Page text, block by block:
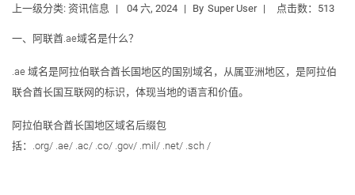
上一级分类: 资讯信息 04 六, 2024 By Super User 点击数：513
一、阿联酋.ae域名是什么？
.ae 域名是阿拉伯联合酋长国地区的国别域名，从属亚洲地区，是阿拉伯
联合酋长国互联网的标识，体现当地的语言和价值。
阿拉伯联合酋长国地区域名后缀包
括：.org/ .ae/ .ac/ .co/ .gov/ .mil/ .net/ .sch /